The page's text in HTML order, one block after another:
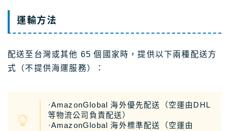
運輸方法
配送至台灣或其他 65 個國家時，提供以下兩種配送方
式（不提供海運服務）：
·AmazonGlobal 海外優先配送（空運由DHL
等物流公司負責配送）
·AmazonGlobal 海外標準配送（空運由